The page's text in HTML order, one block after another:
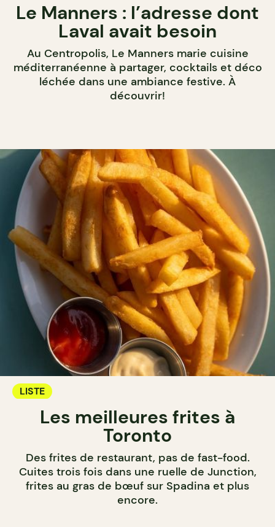
Le Manners : l’adresse dont
Laval avait besoin
Au Centropolis, Le Manners marie cuisine
méditerranéenne à partager, cocktails et déco
léchée dans une ambiance festive. À
découvrir!
LISTE
Les meilleures frites à
Toronto
Des frites de restaurant, pas de fast-food.
Cuites trois fois dans une ruelle de Junction,
frites au gras de bœuf sur Spadina et plus
encore.